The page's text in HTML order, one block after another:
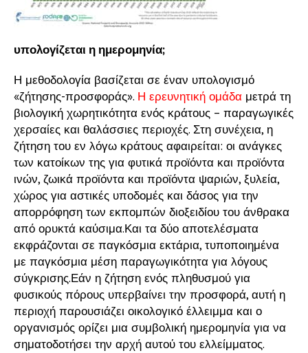
υπολογίζεται η ημερομηνία;
Η μεθοδολογία βασίζεται σε έναν υπολογισμό
«ζήτησης-προσφοράς». Η ερευνητική ομάδα μετρά τη
βιολογική χωρητικότητα ενός κράτους – παραγωγικές
χερσαίες και θαλάσσιες περιοχές. Στη συνέχεια, η
ζήτηση του εν λόγω κράτους αφαιρείται: οι ανάγκες
των κατοίκων της για φυτικά προϊόντα και προϊόντα
ινών, ζωικά προϊόντα και προϊόντα ψαριών, ξυλεία,
χώρος για αστικές υποδομές και δάσος για την
απορρόφηση των εκπομπών διοξειδίου του άνθρακα
από ορυκτά καύσιμα.Και τα δύο αποτελέσματα
εκφράζονται σε παγκόσμια εκτάρια, τυποποιημένα
με παγκόσμια μέση παραγωγικότητα για λόγους
σύγκρισης.Εάν η ζήτηση ενός πληθυσμού για
φυσικούς πόρους υπερβαίνει την προσφορά, αυτή η
περιοχή παρουσιάζει οικολογικό έλλειμμα και ο
οργανισμός ορίζει μια συμβολική ημερομηνία για να
σηματοδοτήσει την αρχή αυτού του ελλείμματος.